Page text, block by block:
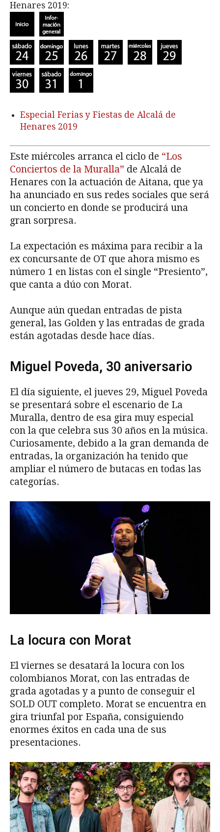
Henares 2019:
Especial Ferias y Fiestas de Alcalá de
Henares 2019
Este miércoles arranca el ciclo de “Los
Conciertos de la Muralla” de Alcalá de
Henares con la actuación de Aitana, que ya
ha anunciado en sus redes sociales que será
un concierto en donde se producirá una
gran sorpresa.
La expectación es máxima para recibir a la
ex concursante de OT que ahora mismo es
número 1 en listas con el single “Presiento”,
que canta a dúo con Morat.
Aunque aún quedan entradas de pista
general, las Golden y las entradas de grada
están agotadas desde hace días.
Miguel Poveda, 30 aniversario
El día siguiente, el jueves 29, Miguel Poveda
se presentará sobre el escenario de La
Muralla, dentro de esa gira muy especial
con la que celebra sus 30 años en la música.
Curiosamente, debido a la gran demanda de
entradas, la organización ha tenido que
ampliar el número de butacas en todas las
categorías.
La locura con Morat
El viernes se desatará la locura con los
colombianos Morat, con las entradas de
grada agotadas y a punto de conseguir el
SOLD OUT completo. Morat se encuentra en
gira triunfal por España, consiguiendo
enormes éxitos en cada una de sus
presentaciones.